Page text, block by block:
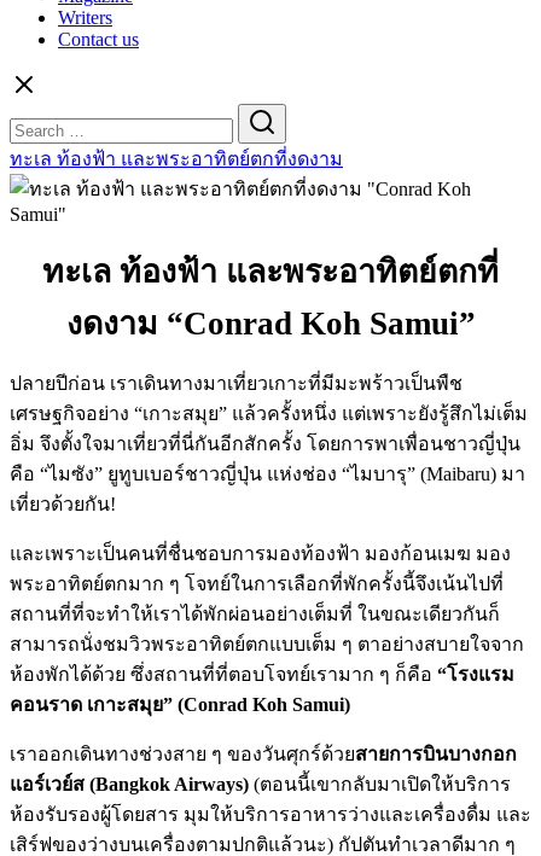
Writers
Contact us
for:
ทะเล ท้องฟ้า และพระอาทิตย์ตกที่งดงาม
ทะเล ท้องฟ้า และพระอาทิตย์ตกที่
งดงาม “Conrad Koh Samui”
ปลายปีก่อน เราเดินทางมาเที่ยวเกาะที่มีมะพร้าวเป็นพืช
เศรษฐกิจอย่าง “เกาะสมุย” แล้วครั้งหนึ่ง แต่เพราะยังรู้สึกไม่เต็ม
อิ่ม จึงตั้งใจมาเที่ยวที่นี่กันอีกสักครั้ง โดยการพาเพื่อนชาวญี่ปุ่น
คือ “ไมซัง” ยูทูบเบอร์ชาวญี่ปุ่น แห่งช่อง “ไมบารุ” (Maibaru) มา
เที่ยวด้วยกัน!
และเพราะเป็นคนที่ชื่นชอบการมองท้องฟ้า มองก้อนเมฆ มอง
พระอาทิตย์ตกมาก ๆ โจทย์ในการเลือกที่พักครั้งนี้จึงเน้นไปที่
สถานที่ที่จะทำให้เราได้พักผ่อนอย่างเต็มที่ ในขณะเดียวกันก็
สามารถนั่งชมวิวพระอาทิตย์ตกแบบเต็ม ๆ ตาอย่างสบายใจจาก
ห้องพักได้ด้วย ซึ่งสถานที่ที่ตอบโจทย์เรามาก ๆ ก็คือ “โรงแรม
คอนราด เกาะสมุย” (Conrad Koh Samui)
เราออกเดินทางช่วงสาย ๆ ของวันศุกร์ด้วยสายการบินบางกอก
แอร์เวย์ส (Bangkok Airways) (ตอนนี้เขากลับมาเปิดให้บริการ
ห้องรับรองผู้โดยสาร มุมให้บริการอาหารว่างและเครื่องดื่ม และ
เสิร์ฟของว่างบนเครื่องตามปกติแล้วนะ) กัปตันทำเวลาดีมาก ๆ